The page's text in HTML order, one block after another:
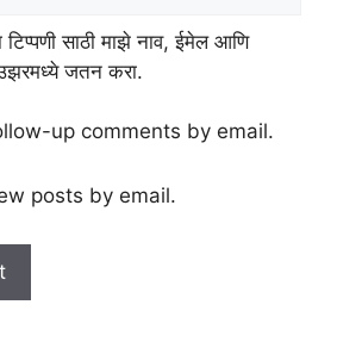
टिप्पणी साठी माझे नाव, ईमेल आणि
जतन करा.
up comments by email.
posts by email.